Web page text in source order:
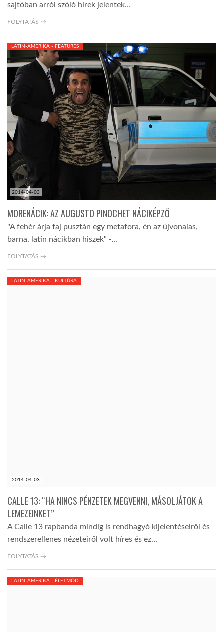
sajtóban arról szóló hírek jelentek…
FOLYTATÁS →
2014-04-03
LATIN-AMERIKA - FEATURES
MORENÁCIK: AZ AUGUSTO PINOCHET NÁCIKÉPZŐ
"A fehér árja faj pusztán egy metafora, én az újvonalas,
barna, latin nácikban hiszek" -…
FOLYTATÁS →
2014-04-03
LATIN-AMERIKA - KULTÚRA
CALLE 13: “HA NINCS PÉNZETEK MEGVENNI, MÁSOLJÁTOK A
LEMEZEINKET”
A Calle 13 rapbanda mindig is rendhagyó kijelentéseiről és
rendszerellenes nézeteiről volt híres és ez…
FOLYTATÁS →
LATIN-AMERIKA - ÉLETMÓD